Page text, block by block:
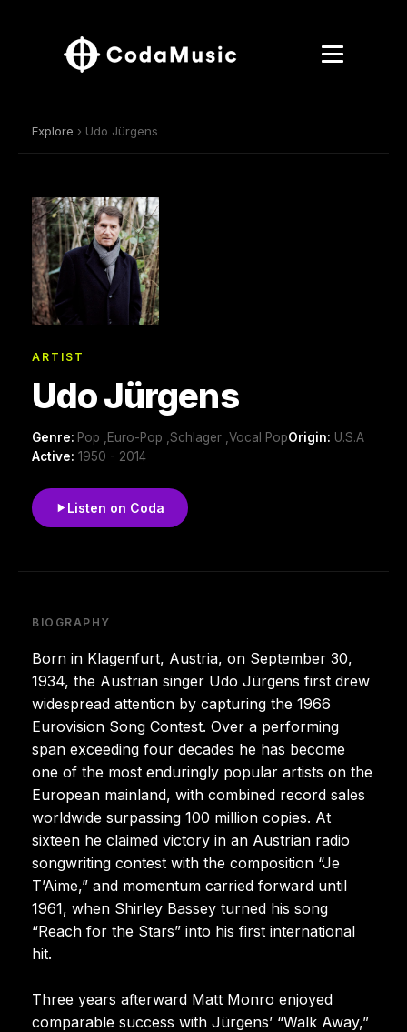
Explore › Udo Jürgens
ARTIST
Udo Jürgens
Genre: Pop ,Euro-Pop ,Schlager ,Vocal PopOrigin: U.S.A
Active: 1950 - 2014
Listen on Coda
BIOGRAPHY
Born in Klagenfurt, Austria, on September 30,
1934, the Austrian singer Udo Jürgens first drew
widespread attention by capturing the 1966
Eurovision Song Contest. Over a performing
span exceeding four decades he has become
one of the most enduringly popular artists on the
European mainland, with combined record sales
worldwide surpassing 100 million copies. At
sixteen he claimed victory in an Austrian radio
songwriting contest with the composition “Je
T’Aime,” and momentum carried forward until
1961, when Shirley Bassey turned his song
“Reach for the Stars” into his first international
hit.
Three years afterward Matt Monro enjoyed
comparable success with Jürgens’ “Walk Away,”